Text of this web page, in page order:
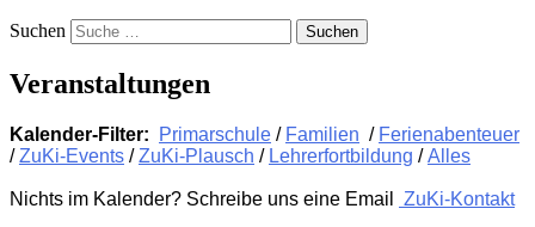
Suchen
Veranstaltungen
Kalender-Filter: Primarschule / Familien / Ferienabenteuer
/ZuKi-Events /ZuKi-Plausch / Lehrerfortbildung /Alles
Nichts im Kalender? Schreibe uns eine Email
ZuKi-Kontakt